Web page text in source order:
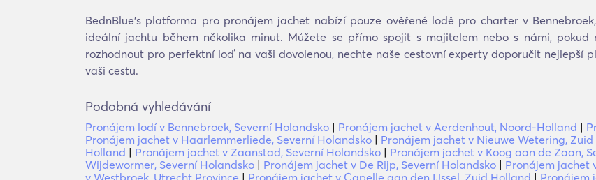
BednBlue's platforma pro pronájem jachet nabízí pouze ověřené lodě pro charter v
ideální jachtu během několika minut. Můžete se přímo spojit s majitelem nebo s námi, pokud
rozhodnout pro perfektní loď na vaši dovolenou, nechte naše cestovní experty doporučit nejlepší
vaši cestu.
Podobná vyhledávání
Pronájem lodí v Bennebroek, Severní Holandsko | Pronájem jachet v Aerdenhout, Noord-Holland |
Pronájem jachet v Haarlemmerliede, Severní Holandsko | Pronájem jachet v Nieuwe Wetering,
Holland | Pronájem jachet v Zaanstad, Severní Holandsko | Pronájem jachet v Koog aan de Zaan,
Wijdewormer, Severní Holandsko | Pronájem jachet v De Rijp, Severní Holandsko | Pronájem jachet
v Westbroek, Utrecht Province | Pronájem jachet v Capelle aan den IJssel, Zuid Holland | Pronájem